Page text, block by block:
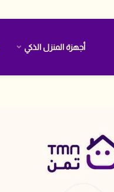
أجهزة المنزل الذكي